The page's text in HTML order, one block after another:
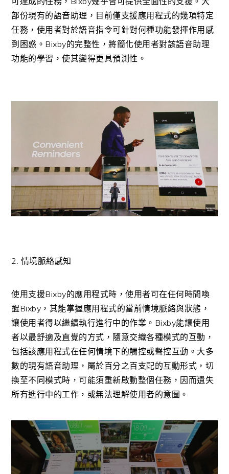
部份現有的語音助理，目前僅支援應用程式的幾項特定
任務，使用者對於語音指令可針對何種功能發揮作用感
到困惑。Bixby的完整性，將簡化使用者對該語音助理
功能的學習，使其變得更具預測性。
2. 情境脈絡感知
使用支援Bixby的應用程式時，使用者可在任何時間喚
醒Bixby，其能掌握應用程式的當前情境脈絡與狀態，
讓使用者得以繼續執行進行中的作業。Bixby能讓使用
者以最舒適及直覺的方式，隨意交織各種模式的互動，
包括該應用程式在任何情境下的觸控或聲控互動。大多
數的現有語音助理，屬於百分之百支配的互動形式，切
換至不同模式時，可能須重新啟動整個任務，因而遺失
所有進行中的工作，或無法理解使用者的意圖。